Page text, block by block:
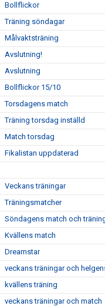
Bollflickor
Träning söndagar
Målvaktsträning
Avslutning!
Avslutning
Bollflickor 15/10
Torsdagens match
Träning torsdag inställd
Match torsdag
Fikalistan uppdaterad
Veckans träningar
Träningsmatcher
Söndagens match och
Kvällens match
Dreamstar
veckans träningar och
kvällens träning
veckans träningar och match